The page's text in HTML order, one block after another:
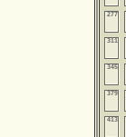
277
311
345
379
413